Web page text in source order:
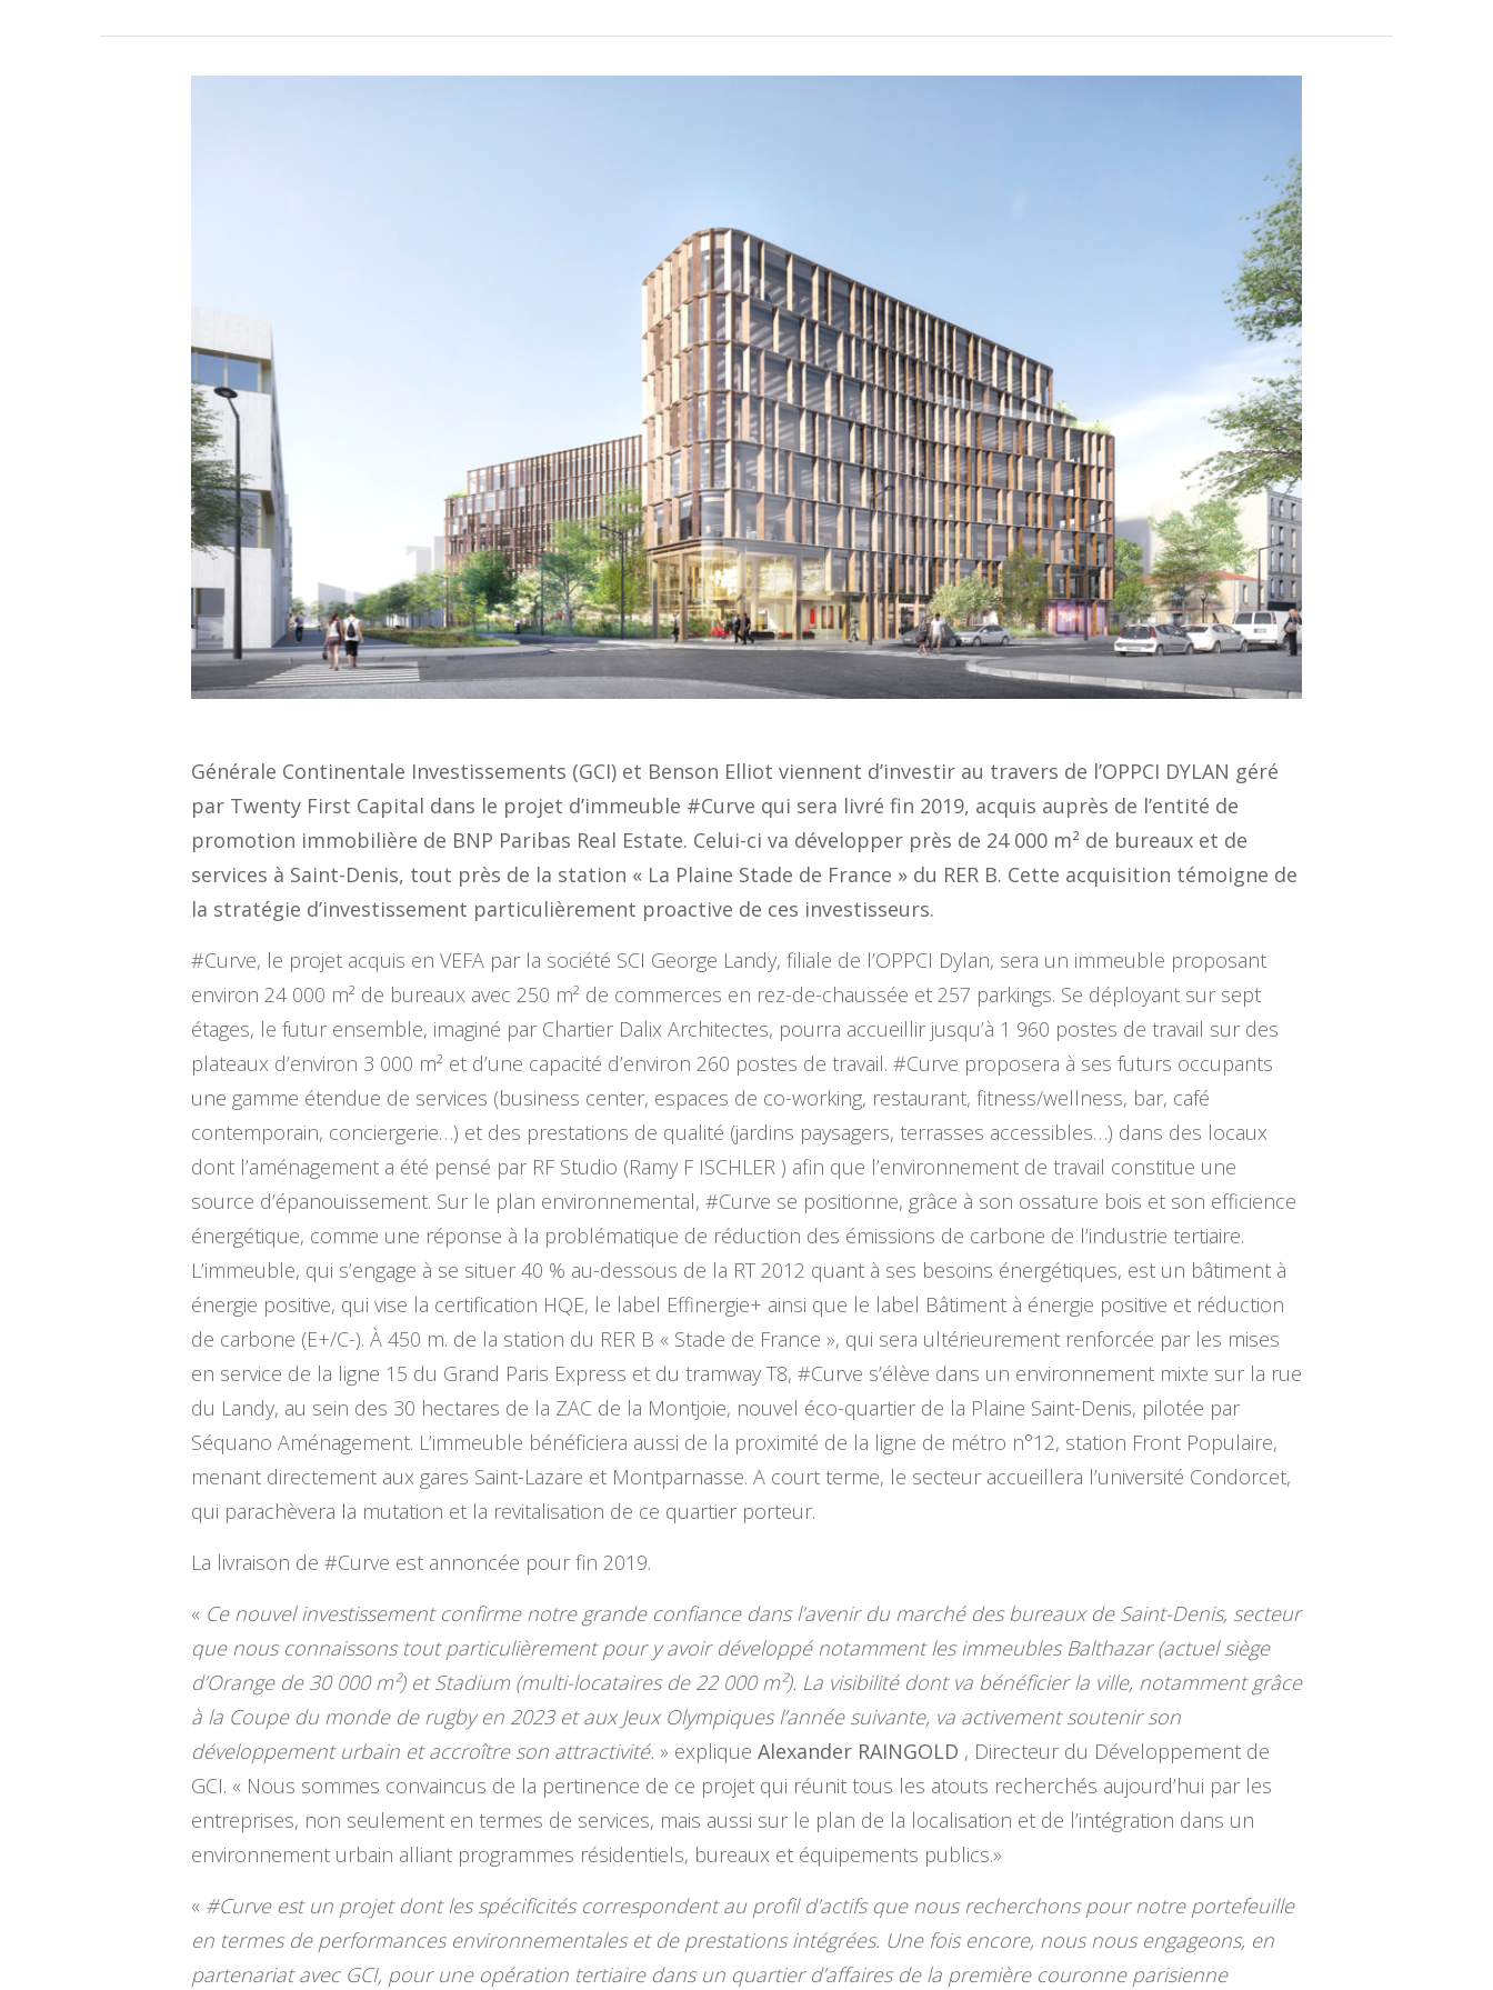
Générale Continentale Investissements (GCI) et Benson Elliot viennent d’investir au travers de l’OPPCI DYLAN géré
par Twenty First Capital dans le projet d’immeuble #Curve qui sera livré fin 2019, acquis auprès de l’entité de
promotion immobilière de BNP Paribas Real Estate. Celui-ci va développer près de 24 000 m² de bureaux et de
services à Saint-Denis, tout près de la station « La Plaine Stade de France » du RER B. Cette acquisition témoigne de
la stratégie d’investissement particulièrement proactive de ces investisseurs.
#Curve, le projet acquis en VEFA par la société SCI George Landy, filiale de l’OPPCI Dylan, sera un immeuble proposant
environ 24 000 m² de bureaux avec 250 m² de commerces en rez-de-chaussée et 257 parkings. Se déployant sur sept
étages, le futur ensemble, imaginé par Chartier Dalix Architectes, pourra accueillir jusqu’à 1 960 postes de travail sur des
plateaux d’environ 3 000 m² et d’une capacité d’environ 260 postes de travail. #Curve proposera à ses futurs occupants
une gamme étendue de services (business center, espaces de co-working, restaurant, fitness/wellness, bar, café
contemporain, conciergerie…) et des prestations de qualité (jardins paysagers, terrasses accessibles…) dans des locaux
dont l’aménagement a été pensé par RF Studio (Ramy F ISCHLER ) afin que l’environnement de travail constitue une
source d’épanouissement. Sur le plan environnemental, #Curve se positionne, grâce à son ossature bois et son efficience
énergétique, comme une réponse à la problématique de réduction des émissions de carbone de l’industrie tertiaire.
L’immeuble, qui s’engage à se situer 40 % au-dessous de la RT 2012 quant à ses besoins énergétiques, est un bâtiment à
énergie positive, qui vise la certification HQE, le label Effinergie+ ainsi que le label Bâtiment à énergie positive et réduction
de carbone (E+/C-). À 450 m. de la station du RER B « Stade de France », qui sera ultérieurement renforcée par les mises
en service de la ligne 15 du Grand Paris Express et du tramway T8, #Curve s’élève dans un environnement mixte sur la rue
du Landy, au sein des 30 hectares de la ZAC de la Montjoie, nouvel éco-quartier de la Plaine Saint-Denis, pilotée par
Séquano Aménagement. L’immeuble bénéficiera aussi de la proximité de la ligne de métro n°12, station Front Populaire,
menant directement aux gares Saint-Lazare et Montparnasse. A court terme, le secteur accueillera l’université Condorcet,
qui parachèvera la mutation et la revitalisation de ce quartier porteur.
La livraison de #Curve est annoncée pour fin 2019.
« Ce nouvel investissement confirme notre grande confiance dans l’avenir du marché des bureaux de Saint-Denis, secteur
que nous connaissons tout particulièrement pour y avoir développé notamment les immeubles Balthazar (actuel siège
d’Orange de 30 000 m²) et Stadium (multi-locataires de 22 000 m²). La visibilité dont va bénéficier la ville, notamment grâce
à la Coupe du monde de rugby en 2023 et aux Jeux Olympiques l’année suivante, va activement soutenir son
développement urbain et accroître son attractivité. » explique Alexander RAINGOLD , Directeur du Développement de
GCI. « Nous sommes convaincus de la pertinence de ce projet qui réunit tous les atouts recherchés aujourd’hui par les
entreprises, non seulement en termes de services, mais aussi sur le plan de la localisation et de l’intégration dans un
environnement urbain alliant programmes résidentiels, bureaux et équipements publics.»
« #Curve est un projet dont les spécificités correspondent au profil d’actifs que nous recherchons pour notre portefeuille
en termes de performances environnementales et de prestations intégrées. Une fois encore, nous nous engageons, en
partenariat avec GCI, pour une opération tertiaire dans un quartier d’affaires de la première couronne parisienne